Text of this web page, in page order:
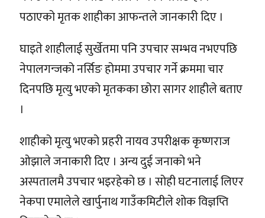
पठाएको मृतक शाहीका आफन्तले जानकारी दिए ।
घाइते शाहीलाई सुर्खेतमा पनि उपचार सम्भव नभएपछि
नेपालगन्जको नर्सिङ होममा उपचार गर्ने क्रममा चार
दिनपछि मृत्यु भएको मृतकका छोरा सागर शाहीले बताए
।
शाहीको मृत्यु भएको प्रहरी नायव उपरीक्षक कृष्णराज
ओझाले जनाकारी दिए । अन्य दुई जनाको भने
अस्पतालमै उपचार भइरहेको छ । सोही घटनालाई लिएर
नेकपा एमालेले खार्पुनाथ गाउँकमिटीले शोक विज्ञप्ति